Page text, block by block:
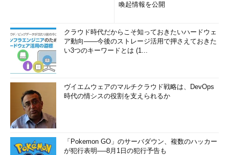
喚起情報を公開
クラウド時代だからこそ知っておきたいハードウェ
ア動向――今後のストレージ活用で押さえておきた
い3つのキーワードとは (1...
ヴイエムウェアのマルチクラウド戦略は、DevOps
時代の情シスの役割を支えられるか
「Pokemon GO」のサーバダウン、複数のハッカー
が犯行表明──8月1日の犯行予告も